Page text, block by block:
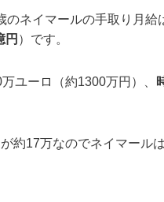
のネイマールの手取り月
円 ）です。
ユーロ（約1300万円）、
約17万なのでネイマール